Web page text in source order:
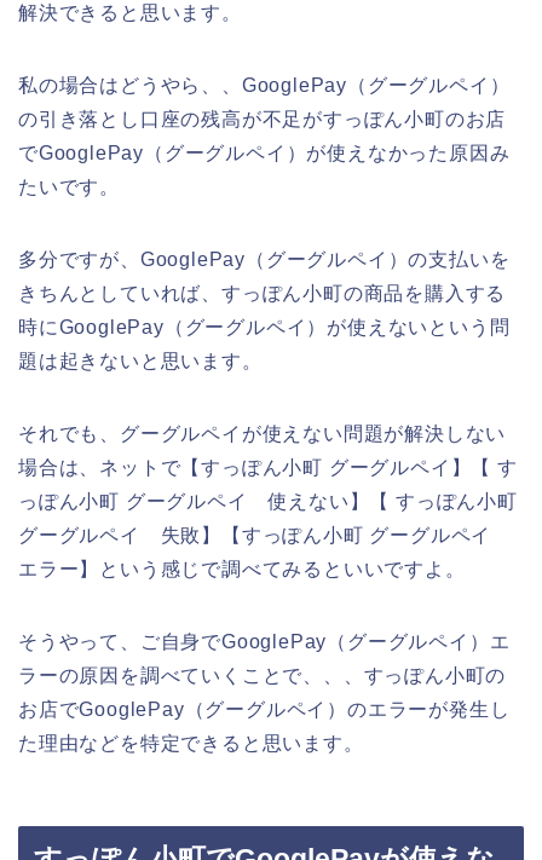
解決できると思います。
私の場合はどうやら、、GooglePay（グーグルペイ）
の引き落とし口座の残高が不足がすっぽん小町のお店
でGooglePay（グーグルペイ）が使えなかった原因み
たいです。
多分ですが、GooglePay（グーグルペイ）の支払いを
きちんとしていれば、すっぽん小町の商品を購入する
時にGooglePay（グーグルペイ）が使えないという問
題は起きないと思います。
それでも、グーグルペイが使えない問題が解決しない
場合は、ネットで【すっぽん小町 グーグルペイ】【 す
っぽん小町 グーグルペイ 使えない】【 すっぽん小町
グーグルペイ 失敗】【すっぽん小町 グーグルペイ
エラー】という感じで調べてみるといいですよ。
そうやって、ご自身でGooglePay（グーグルペイ）エ
ラーの原因を調べていくことで、、、すっぽん小町の
お店でGooglePay（グーグルペイ）のエラーが発生し
た理由などを特定できると思います。